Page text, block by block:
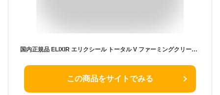
国内正規品 ELIXIR エリクシール トータル V ファーミングクリーム 本体 50g 保湿 化粧品 スキンケア コスメ メイク 誕生日 記念日 母の日 プレゼント ギフト 彼女 妻 母 女性 人気 ご褒美 忘年会 20代 30代 40代 50代 クリスマス
この商品をサイトでみる